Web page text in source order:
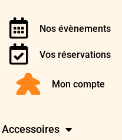
Nos évènements
Vos réservations
Mon compte
Accessoires